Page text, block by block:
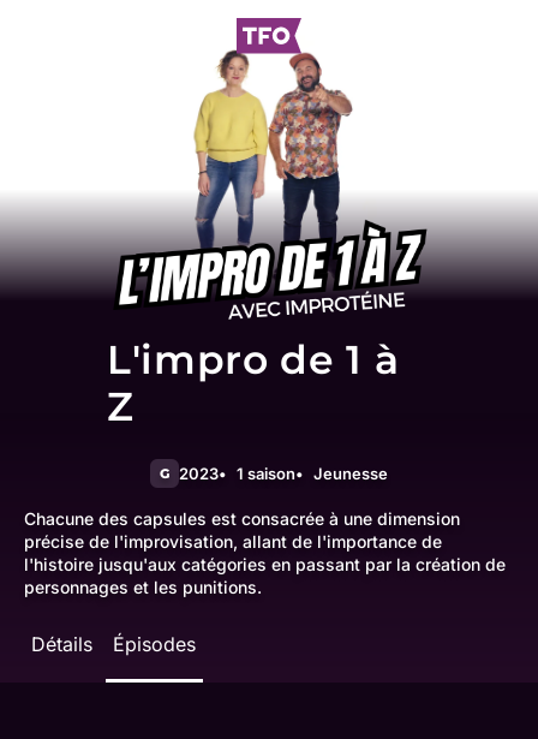
L'impro de 1 à
Z
G 2023 1 saison Jeunesse
Chacune des capsules est consacrée à une dimension
précise de l'improvisation, allant de l'importance de
l'histoire jusqu'aux catégories en passant par la création de
personnages et les punitions.
Détails Épisodes